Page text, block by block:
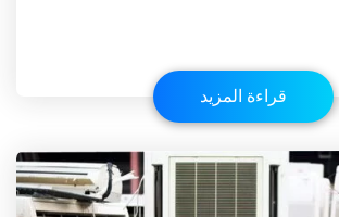
قراءة المزيد